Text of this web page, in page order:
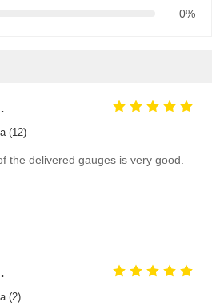
0%
(12)
the delivered gauges is very good.
(2)